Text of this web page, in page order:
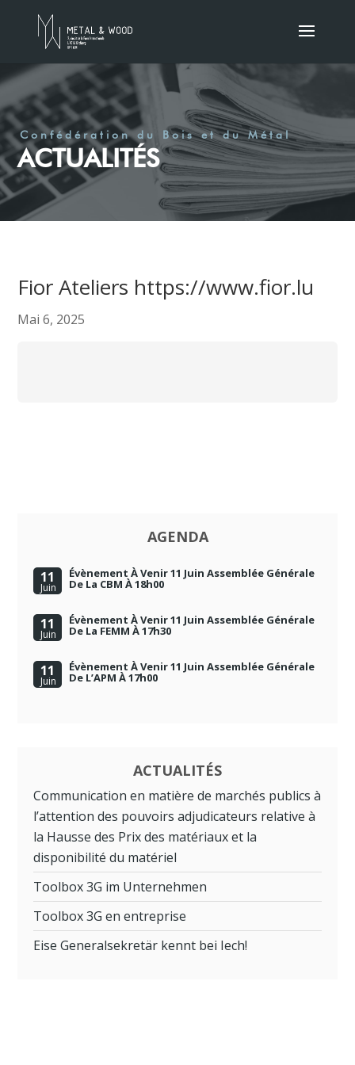
Confédération du Bois et du Métal
ACTUALITÉS
Fior Ateliers https://www.fior.lu
Mai 6, 2025
AGENDA
11
Juin
Évènement À Venir 11 Juin Assemblée Générale
De La CBM À 18h00
11
Juin
Évènement À Venir 11 Juin Assemblée Générale
De La FEMM À 17h30
11
Juin
Évènement À Venir 11 Juin Assemblée Générale
De L’APM À 17h00
ACTUALITÉS
Communication en matière de marchés publics à
l’attention des pouvoirs adjudicateurs relative à
la Hausse des Prix des matériaux et la
disponibilité du matériel
Toolbox 3G im Unternehmen
Toolbox 3G en entreprise
Eise Generalsekretär kennt bei Iech!